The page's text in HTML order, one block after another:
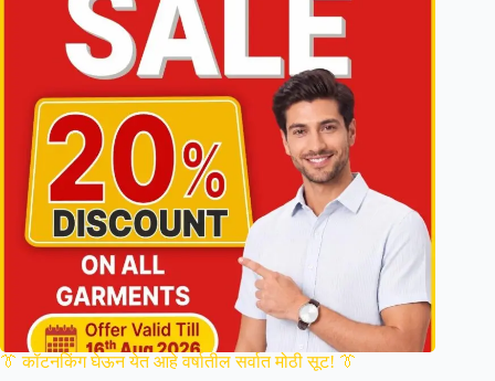
👔 कॉटनकिंग घेऊन येत आहे वर्षातील सर्वात मोठी सूट! 👔